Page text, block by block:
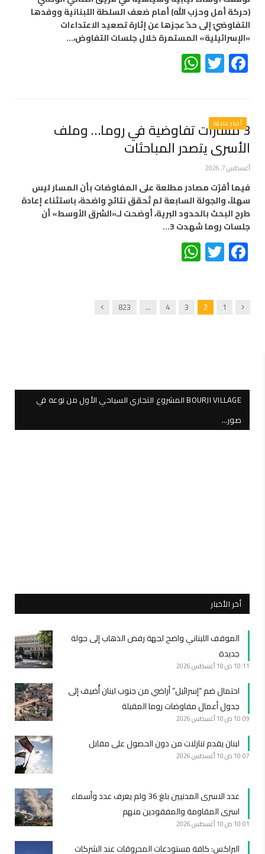
(حركة أمل وحزب الله) أمام ضعف السلطة اللبنانية ووفدها
التفاوضيّ إلى حدّ عجزها عن إثارة تصعيد الاعتداءات
«الإسرائيلية» المستمرة خلال جلسات التفاوض،…
Facebook
Twitter
أخبار عاجلة
3 مسارات تفاوضية في روما… وملف
الأسرى يتصدر المباحثات
أغسطس 7, 2026
فيما أقرّت مصادر مطلعة على المفاوضات بأن المسار ليس
سهلاً، والجولة السابعة لم تُحقق نتائج واضحة، باستثناء إعادة
طرح البحث بالحدود البرية، أوضحت لـ«الشرق الأوسط» أن
جلسات روما شهدت 3…
Facebook
Twitter
Previous
1
2
3
4
…
823
Next
BOURJI VILLAGE المشروع التجاري السياحي الأول من نوعه في
صور…
أخر الأخبار
الموقف اللبناني واضح لجهة رفض الذهاب إلى جولة
جديدة
10:11 ص 10 أغسطس 2026
احتمال ضم “إسرائيل” أراضي من جنوب لبنان أُضيف إلى
جدول أعمال مفاوضات روما المقبلة
10:09 ص 10 أغسطس 2026
لبنان يقدم تنازلات من دون الحصول على مقابل
10:07 ص 10 أغسطس 2026
عدد الاسرى المدنيين بلغ 36 ولم يعرف عدد وأسماء
اسرى المقاومة والمفقودين منهم
10:01 ص 10 أغسطس 2026
البراكس: كافة مستودعات المحروقات عند الشركات